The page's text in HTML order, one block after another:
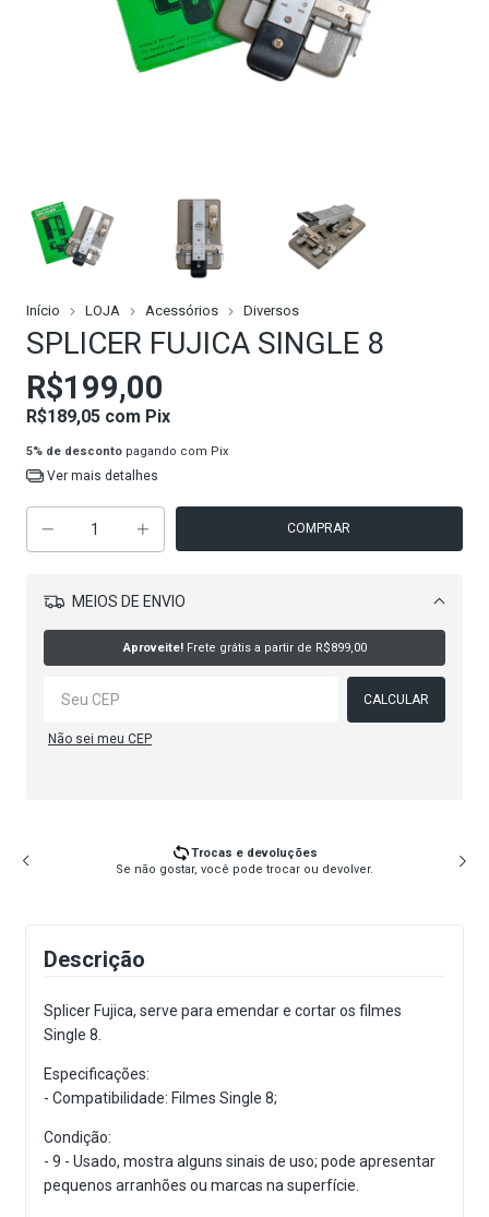
Início LOJA Acessórios Diversos
SPLICER FUJICA SINGLE 8
R$199,00
R$189,05 com Pix
5% de desconto pagando com Pix
Ver mais detalhes
MEIOS DE ENVIO
Aproveite!Frete grátis a partir de R$899,00
CALCULAR
Não sei meu CEP
Trocas e devoluções
Se não gostar, você pode trocar ou devolver.
Descrição
Splicer Fujica, serve para emendar e cortar os filmes
Single 8.
Especificações:
- Compatibilidade: Filmes Single 8;
Condição:
- 9 - Usado, mostra alguns sinais de uso; pode apresentar
pequenos arranhões ou marcas na superfície.